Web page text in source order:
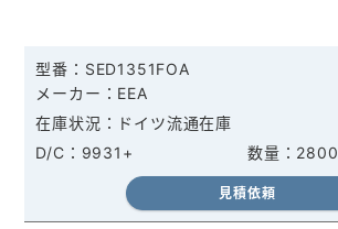
SED1351FOA
EEA
2800
ドイツ流通在庫
9931+
見積依頼